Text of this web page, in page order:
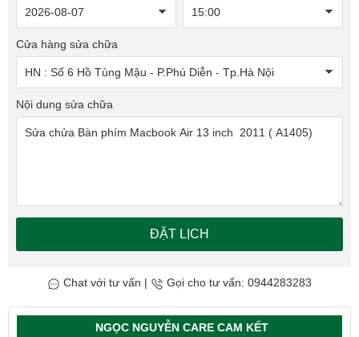
Cửa hàng sửa chữa
Nội dung sửa chữa
ĐẶT LỊCH
Chat với tư vấn | Gọi cho tư vấn: 0944283283
NGỌC NGUYỄN CARE CAM KẾT